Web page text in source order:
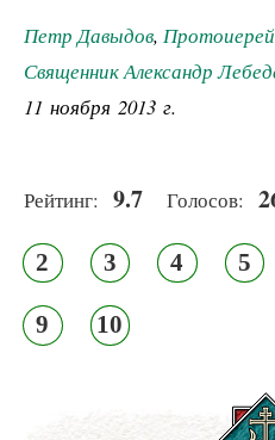
Петр Давыдов,
Священник Александр
11 ноября 2013 г.
Рейтинг: 9.7 Голосов:
2 3 4 5
9 10